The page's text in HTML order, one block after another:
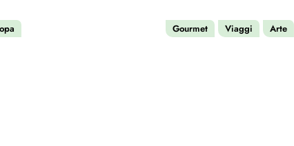
Gourmet Viaggi Arte